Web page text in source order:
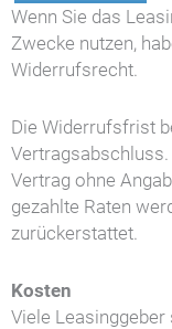
Wenn Sie das
Zwecke nutzen,
Widerrufsrecht.
Die Widerrufsfrist
Vertrag ohne
gezahlte Raten
zurückerstattet.
Kosten
Viele